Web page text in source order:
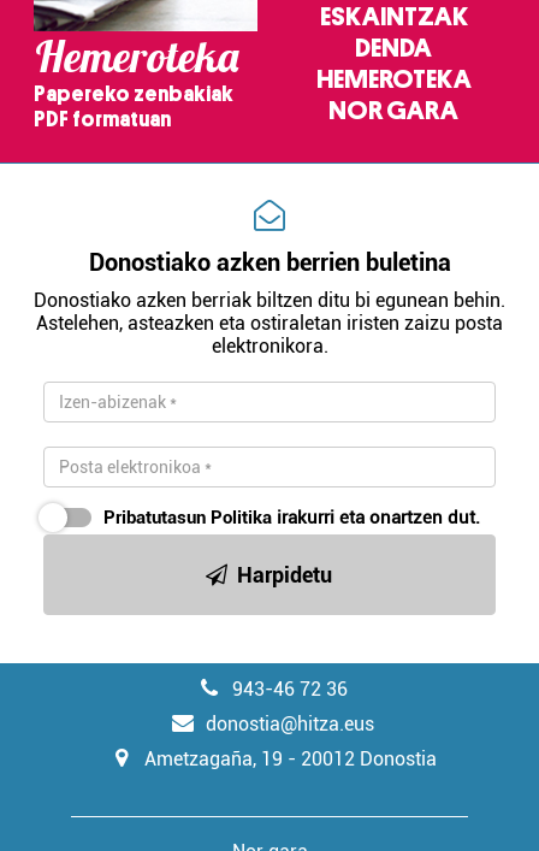
Hemeroteka
Papereko zenbakiak
PDF formatuan
ESKAINTZAK
DENDA
HEMEROTEKA
NOR GARA
Donostiako azken berrien buletina
Donostiako azken berriak biltzen ditu bi egunean behin.
Astelehen, asteazken eta ostiraletan iristen zaizu posta
elektronikora.
Pribatutasun Politika irakurri eta onartzen dut.
Harpidetu
943-46 72 36
donostia@hitza.eus
Ametzagaña, 19 - 20012 Donostia